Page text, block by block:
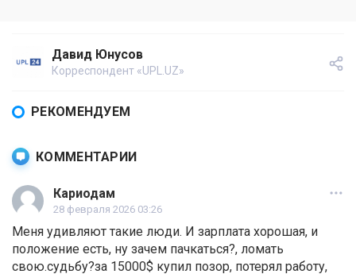
Давид Юнусов
Корреспондент «UPL.UZ»
РЕКОМЕНДУЕМ
КОММЕНТАРИИ
Кариодам
28 февраля 2026 03:26
Меня удивляют такие люди. И зарплата хорошая, и
положение есть, ну зачем пачкаться?, ломать
свою.судьбу?за 15000$ купил позор, потерял работу,